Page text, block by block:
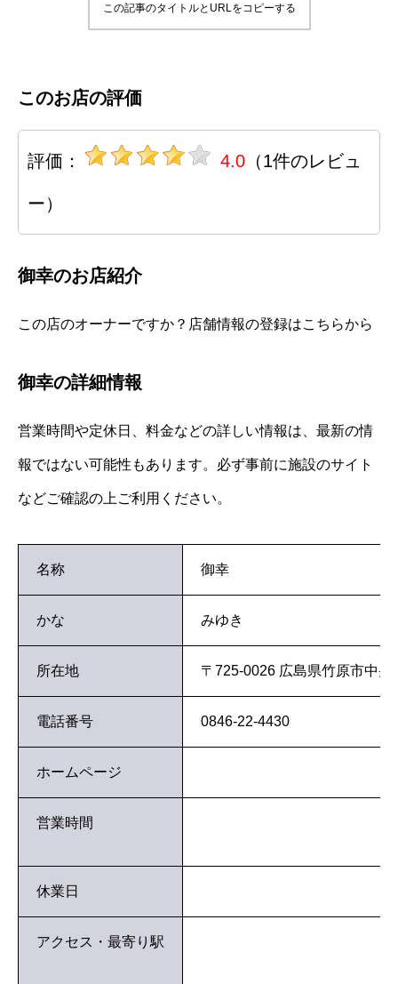
この記事のタイトルとURLをコピーする
このお店の評価
評価： 4.0 （1件のレビュ
ー）
御幸のお店紹介
この店のオーナーですか？店舗情報の登録はこちらから
御幸の詳細情報
営業時間や定休日、料金などの詳しい情報は、最新の情
報ではない可能性もあります。必ず事前に施設のサイト
などご確認の上ご利用ください。
名称 御幸
かな みゆき
所在地 〒725-0026 広島県竹原市中央
電話番号 0846-22-4430
ホームページ
営業時間
休業日
アクセス・最寄り駅